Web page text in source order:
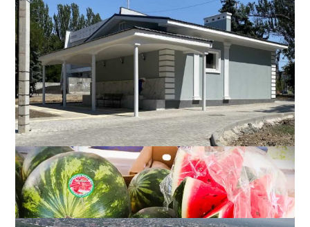
В Одесі за майже 15 млн гривень збудують новий
бювет з артезіанською свердловиною
0
03-08-2026 в 10:34
ВИБІР РЕДАКЦІЇ